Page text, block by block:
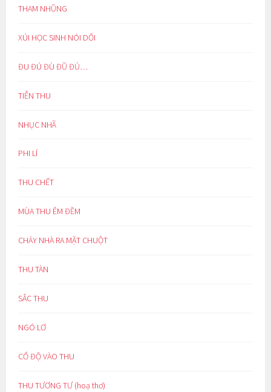
THAM NHŨNG
XÚI HỌC SINH NÓI DỐI
ĐU ĐÚ ĐÙ ĐŨ ĐỦ…
TIỄN THU
NHỤC NHÃ
PHI LÍ
THU CHẾT
MÙA THU ÊM ĐỀM
CHÁY NHÀ RA MẶT CHUỘT
THU TÀN
SẮC THU
NGÓ LƠ
CỔ ĐỘ VÀO THU
THU TƯƠNG TƯ (hoạ thơ)